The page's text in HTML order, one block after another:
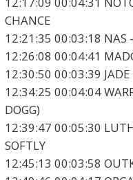
CHANCE
12:21:35 00:03:18 NAS
12:26:08 00:04:41
12:30:50 00:03:39 JADE
12:34:25 00:04:04
DOGG)
12:39:47 00:05:30
SOFTLY
12:45:13 00:03:58